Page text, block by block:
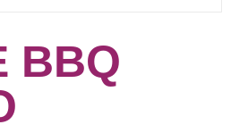
BBQ